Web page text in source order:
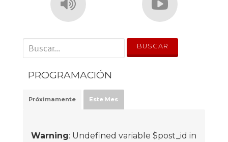
' . __('Search for:') . '
PROGRAMACIÓN
Próximamente Este Mes
Warning: Undefined variable $post_id in